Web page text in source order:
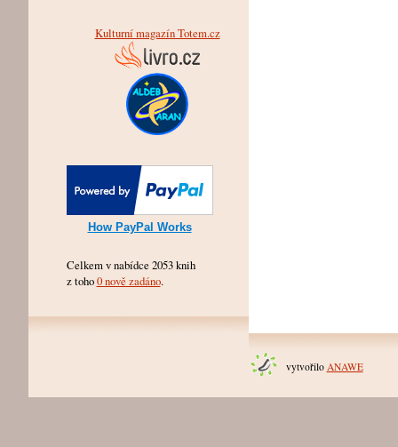
Kulturní magazín Totem.cz
How PayPal Works
Celkem v nabídce 2053 knih
z toho0 nově zadáno.
vytvořilo ANAWE